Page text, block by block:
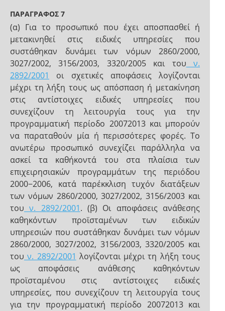
ΠΑΡΑΓΡΑΦΟΣ 7
(α) Για το προσωπικό που έχει αποσπασθεί ή
μετακινηθεί στις ειδικές υπηρεσίες που
συστάθηκαν δυνάμει των νόμων 2860/2000,
3027/2002, 3156/2003, 3320/2005 και του ν.
2892/2001
οι σχετικές αποφάσεις λογίζονται
μέχρι τη λήξη τους ως απόσπαση ή μετακίνηση
στις αντίστοιχες ειδικές υπηρεσίες που
συνεχίζουν τη λειτουργία τους για την
προγραμματική περίοδο 20072013 και μπορούν
να παραταθούν μία ή περισσότερες φορές. Το
ανωτέρω προσωπικό συνεχίζει παράλληλα να
ασκεί τα καθήκοντά του στα πλαίσια των
επιχειρησιακών προγραμμάτων της περιόδου
2000−2006, κατά παρέκκλιση τυχόν διατάξεων
των νόμων 2860/2000, 3027/2002, 3156/2003 και
του ν. 2892/2001. (β) Οι αποφάσεις ανάθεσης
καθηκόντων προϊσταμένων των ειδικών
υπηρεσιών που συστάθηκαν δυνάμει των νόμων
2860/2000, 3027/2002, 3156/2003, 3320/2005 και
του ν. 2892/2001 λογίζονται μέχρι τη λήξη τους
ως αποφάσεις ανάθεσης καθηκόντων
προϊσταμένου στις αντίστοιχες ειδικές
υπηρεσίες, που συνεχίζουν τη λειτουργία τους
για την προγραμματική περίοδο 20072013 και